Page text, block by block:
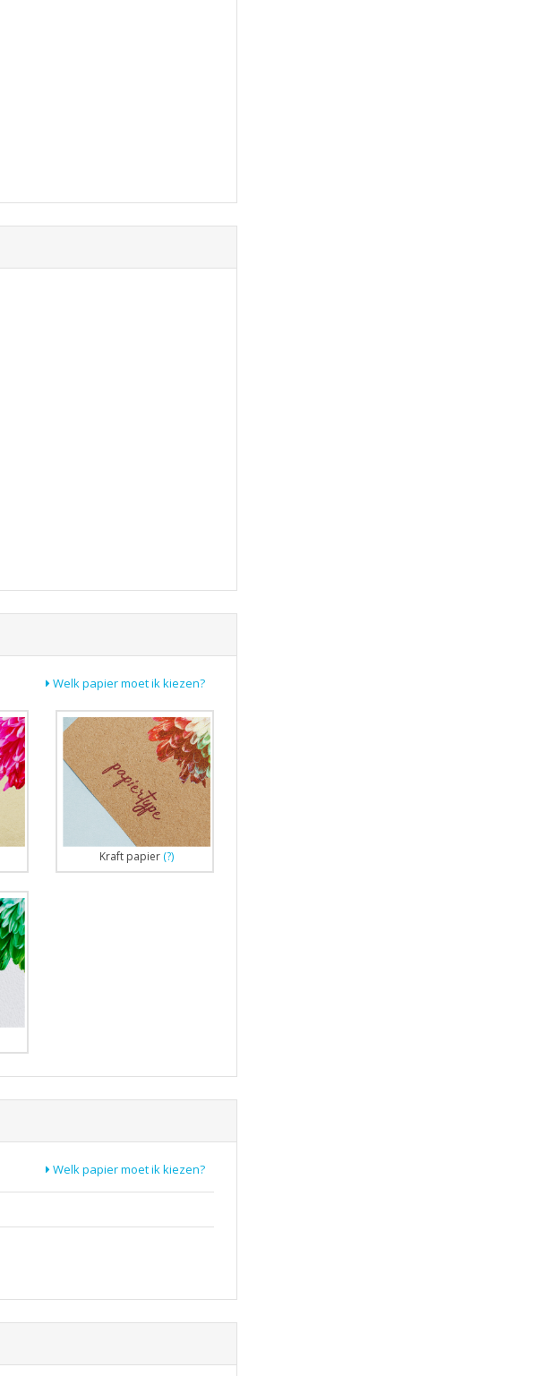
Welk papier moet ik kiezen?
Kraft papier (?)
Welk papier moet ik kiezen?